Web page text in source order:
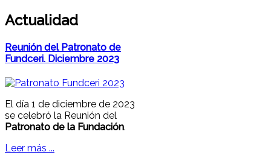
Actualidad
Reunión del Patronato de
Fundceri. Diciembre 2023
El día 1 de diciembre de 2023
se celebró la Reunión del
Patronato de la Fundación.
Leer más ...